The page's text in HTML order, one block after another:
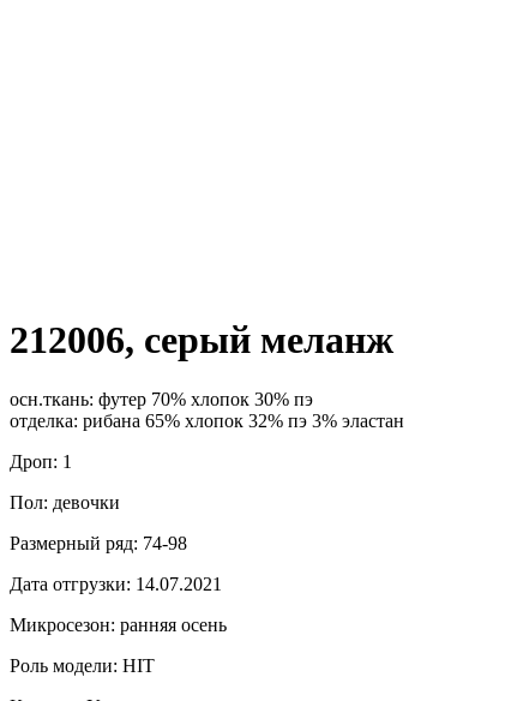
212006, серый меланж
осн.ткань: футер 70% хлопок 30% пэ
отделка: рибана 65% хлопок 32% пэ 3% эластан
Дроп: 1
Пол: девочки
Размерный ряд: 74-98
Дата отгрузки: 14.07.2021
Микросезон: ранняя осень
Роль модели: HIT